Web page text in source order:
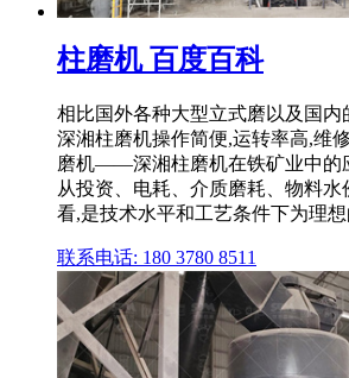
柱磨机 百度百科
相比国外各种大型立式磨以及国内
深湘柱磨机操作简便,运转率高,维
磨机——深湘柱磨机在铁矿业中的
从投资、电耗、介质磨耗、物料
看,是技术水平和工艺条件下为理想
联系电话: 180 3780 8511